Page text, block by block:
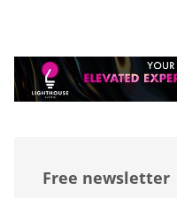
Free newsletter